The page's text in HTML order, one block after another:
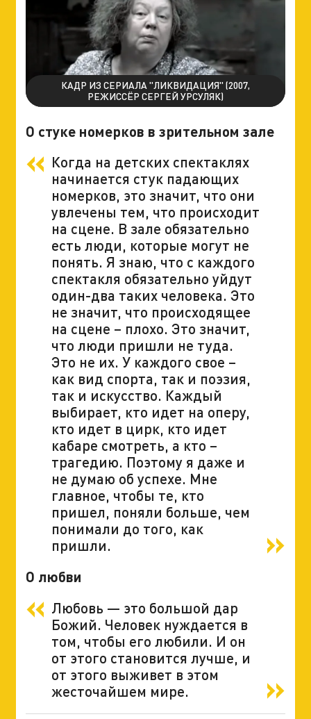
КАДР ИЗ СЕРИАЛА "ЛИКВИДАЦИЯ" (2007,
РЕЖИССЁР СЕРГЕЙ УРСУЛЯК)
О стуке номерков в зрительном зале
Когда на детских спектаклях
начинается стук падающих
номерков, это значит, что они
увлечены тем, что происходит
на сцене. В зале обязательно
есть люди, которые могут не
понять. Я знаю, что с каждого
спектакля обязательно уйдут
один-два таких человека. Это
не значит, что происходящее
на сцене – плохо. Это значит,
что люди пришли не туда.
Это не их. У каждого свое –
как вид спорта, так и поэзия,
так и искусство. Каждый
выбирает, кто идет на оперу,
кто идет в цирк, кто идет
кабаре смотреть, а кто –
трагедию. Поэтому я даже и
не думаю об успехе. Мне
главное, чтобы те, кто
пришел, поняли больше, чем
понимали до того, как
пришли.
О любви
Любовь — это большой дар
Божий. Человек нуждается в
том, чтобы его любили. И он
от этого становится лучше, и
от этого выживет в этом
жесточайшем мире.